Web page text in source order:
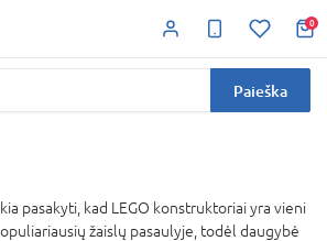
0
Paieška
pasakyti, kad LEGO konstruktoriai yra vieni
žaislų pasaulyje, todėl daugybė